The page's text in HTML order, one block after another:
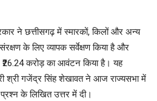
ने छत्तीसगढ़ में स्मारकों, किलों और अन्य
के लिए व्यापक सर्वेक्षण किया है और
₹26.24 करोड़ का आवंटन किया है। यह
श्री गजेंद्र सिंह शेखावत ने आज राज्यसभा में
के लिखित उत्तर में दी।